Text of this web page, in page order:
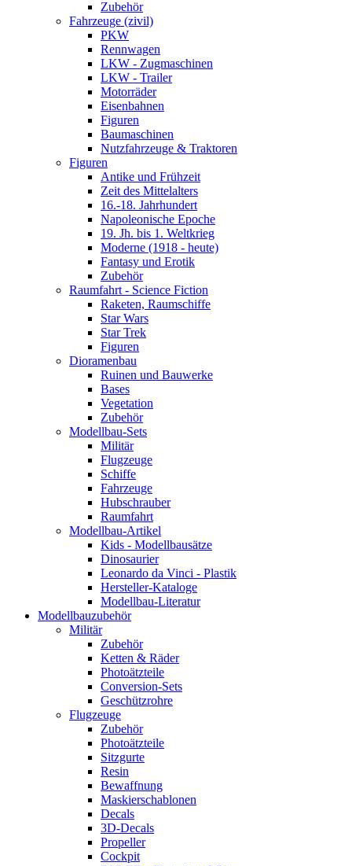
Zubehör
Fahrzeuge (zivil)
PKW
Rennwagen
LKW - Zugmaschinen
LKW - Trailer
Motorräder
Eisenbahnen
Figuren
Baumaschinen
Nutzfahrzeuge & Traktoren
Figuren
Antike und Frühzeit
Zeit des Mittelalters
16.-18. Jahrhundert
Napoleonische Epoche
19. Jh. bis 1. Weltkrieg
Moderne (1918 - heute)
Fantasy und Erotik
Zubehör
Raumfahrt - Science Fiction
Raketen, Raumschiffe
Star Wars
Star Trek
Figuren
Dioramenbau
Ruinen und Bauwerke
Bases
Vegetation
Zubehör
Modellbau-Sets
Militär
Flugzeuge
Schiffe
Fahrzeuge
Hubschrauber
Raumfahrt
Modellbau-Artikel
Kids - Modellbausätze
Dinosaurier
Leonardo da Vinci - Plastik
Hersteller-Kataloge
Modellbau-Literatur
Modellbauzubehör
Militär
Zubehör
Ketten & Räder
Photoätzteile
Conversion-Sets
Geschützrohre
Flugzeuge
Zubehör
Photoätzteile
Sitzgurte
Resin
Bewaffnung
Maskierschablonen
Decals
3D-Decals
Propeller
Cockpit